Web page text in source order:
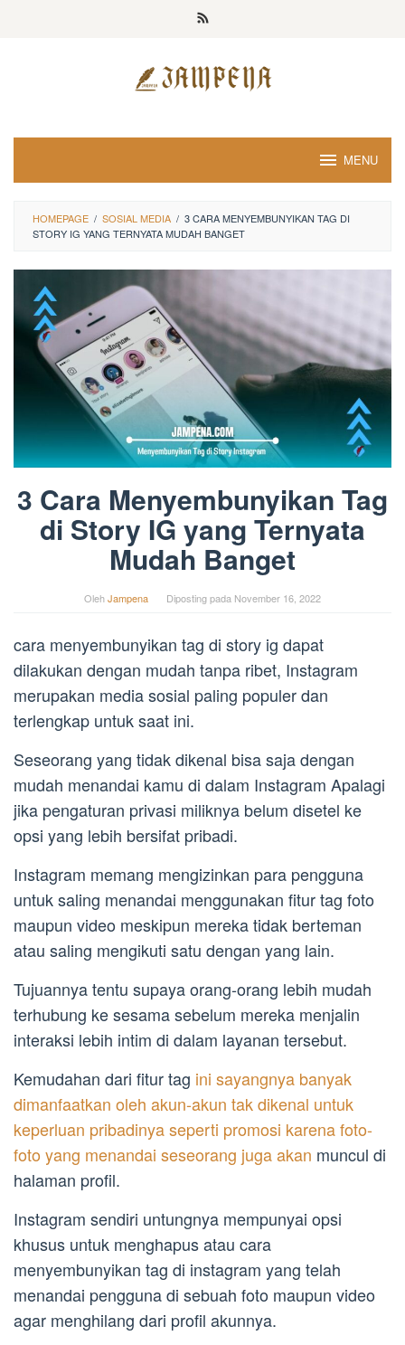
MENU
HOMEPAGE / SOSIAL MEDIA / 3 CARA MENYEMBUNYIKAN TAG DI
STORY IG YANG TERNYATA MUDAH BANGET
3 Cara Menyembunyikan Tag
di Story IG yang Ternyata
Mudah Banget
OlehJampena Diposting pada November 16, 2022
cara menyembunyikan tag di story ig dapat
dilakukan dengan mudah tanpa ribet, Instagram
merupakan media sosial paling populer dan
terlengkap untuk saat ini.
Seseorang yang tidak dikenal bisa saja dengan
mudah menandai kamu di dalam Instagram Apalagi
jika pengaturan privasi miliknya belum disetel ke
opsi yang lebih bersifat pribadi.
Instagram memang mengizinkan para pengguna
untuk saling menandai menggunakan fitur tag foto
maupun video meskipun mereka tidak berteman
atau saling mengikuti satu dengan yang lain.
Tujuannya tentu supaya orang-orang lebih mudah
terhubung ke sesama sebelum mereka menjalin
interaksi lebih intim di dalam layanan tersebut.
Kemudahan dari fitur tag ini sayangnya banyak
dimanfaatkan oleh akun-akun tak dikenal untuk
keperluan pribadinya seperti promosi karena foto-
foto yang menandai seseorang juga akan muncul di
halaman profil.
Instagram sendiri untungnya mempunyai opsi
khusus untuk menghapus atau cara
menyembunyikan tag di instagram yang telah
menandai pengguna di sebuah foto maupun video
agar menghilang dari profil akunnya.